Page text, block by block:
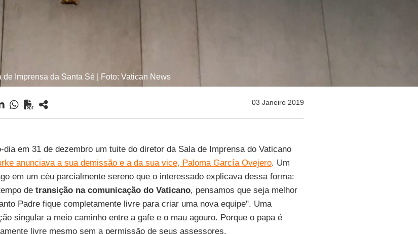
de Imprensa da Santa Sé | Foto: Vatican News
03 Janeiro 2019
dia em 31 de dezembro um tuite do diretor da Sala de Imprensa do Vaticano
anunciava a sua demissão e a da sua vice, Paloma García Ovejero. Um
em um céu parcialmente sereno que o interessado explicava dessa forma:
de transição na comunicação do Vaticano, pensamos que seja melhor
Padre fique completamente livre para criar uma nova equipe". Uma
singular a meio caminho entre a gafe e o mau agouro. Porque o papa é
livre mesmo sem a permissão de seus assessores.